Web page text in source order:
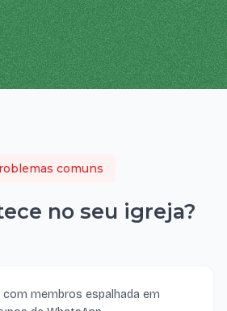
comuns
no seu igreja?
membros espalhada em